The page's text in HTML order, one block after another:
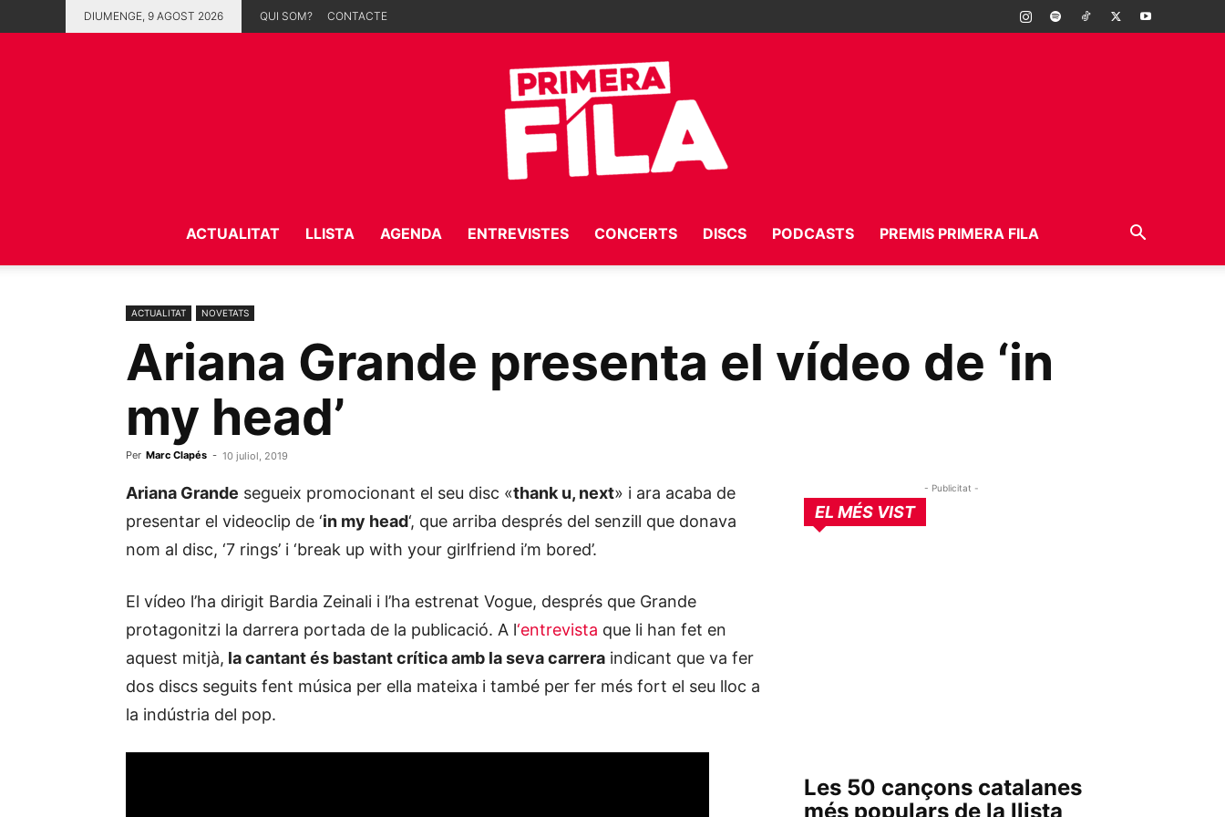
DIUMENGE, 9 AGOST 2026 QUI SOM? CONTACTE
Fila
ACTUALITAT LLISTA AGENDA ENTREVISTES CONCERTS DISCS PODCASTS PREMIS PRIMERA FILA
ACTUALITAT NOVETATS
Ariana Grande presenta el vídeo de ‘in
my head’
Per Marc Clapés - 10 juliol, 2019
Ariana Grande segueix promocionant el seu disc «thank u, next» i ara acaba de
presentar el videoclip de ‘in my head‘, que arriba després del senzill que donava
nom al disc, ‘7 rings’ i ‘break up with your girlfriend i’m bored’.
El vídeo l’ha dirigit Bardia Zeinali i l’ha estrenat Vogue, després que Grande
protagonitzi la darrera portada de la publicació. A l‘entrevista que li han fet en
aquest mitjà, la cantant és bastant crítica amb la seva carrera indicant que va fer
dos discs seguits fent música per ella mateixa i també per fer més fort el seu lloc a
la indústria del pop.
- Publicitat -
EL MÉS VIST
Les 50 cançons catalanes
més populars de la llista